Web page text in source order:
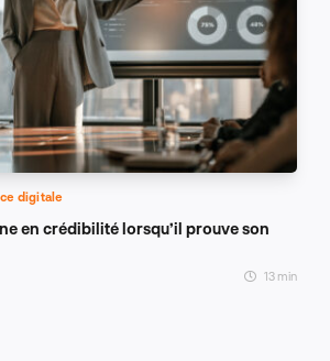
digitale
en crédibilité lorsqu’il prouve son
13 min